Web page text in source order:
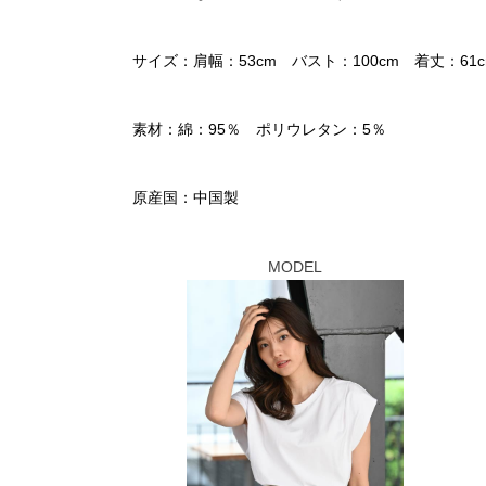
サイズ：肩幅：53cm バスト：100cm 着丈：
素材：綿：95％ ポリウレタン：5％
原産国：中国製
MODEL